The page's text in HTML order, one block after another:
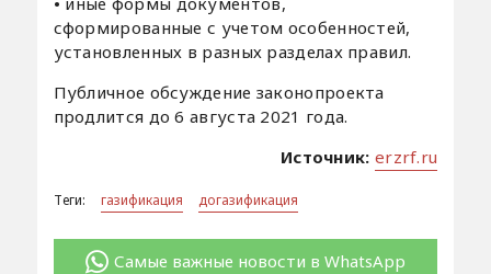
сформированные с учетом особенностей,
установленных в разных разделах правил.
Публичное обсуждение законопроекта
продлится до 6 августа 2021 года.
Источник: erzrf.ru
Теги: газификация догазификация
Самые важные новости в WhatsApp